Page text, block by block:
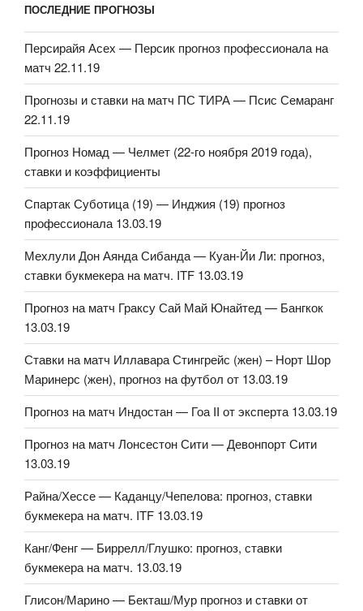
ПОСЛЕДНИЕ ПРОГНОЗЫ
Персирайя Асех — Персик прогноз профессионала на
матч 22.11.19
Прогнозы и ставки на матч ПС ТИРА — Псис Семаранг
22.11.19
Прогноз Номад — Челмет (22-го ноября 2019 года),
ставки и коэффициенты
Спартак Суботица (19) — Инджия (19) прогноз
профессионала 13.03.19
Мехлули Дон Аянда Сибанда — Куан-Йи Ли: прогноз,
ставки букмекера на матч. ITF 13.03.19
Прогноз на матч Граксу Сай Май Юнайтед — Бангкок
13.03.19
Ставки на матч Иллавара Стингрейс (жен) – Норт Шор
Маринерс (жен), прогноз на футбол от 13.03.19
Прогноз на матч Индостан — Гоа II от эксперта 13.03.19
Прогноз на матч Лонсестон Сити — Девонпорт Сити
13.03.19
Райна/Хессе — Каданцу/Чепелова: прогноз, ставки
букмекера на матч. ITF 13.03.19
Канг/Фенг — Биррелл/Глушко: прогноз, ставки
букмекера на матч. 13.03.19
Глисон/Марино — Бекташ/Мур прогноз и ставки от